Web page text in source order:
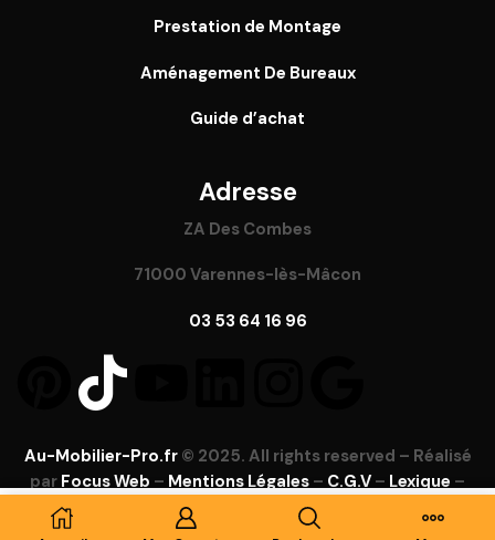
Prestation de Montage
Aménagement De Bureaux
Guide d’achat
Adresse
ZA Des Combes
71000 Varennes-lès-Mâcon
03 53 64 16 96
Au-Mobilier-Pro.fr© 2025. All rights reserved – Réalisé
par Focus Web – Mentions Légales – C.G.V – Lexique –
Ajouter Au Panier